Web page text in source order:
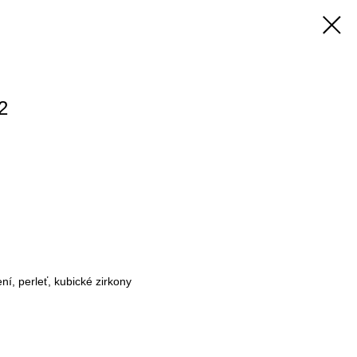
perleť, kubické zirkony